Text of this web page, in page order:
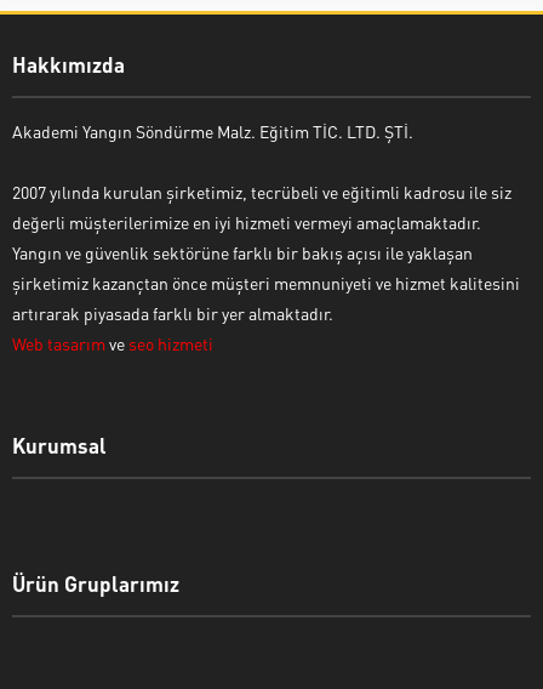
Hakkımızda
Akademi Yangın Söndürme Malz. Eğitim TİC. LTD. ŞTİ.
2007 yılında kurulan şirketimiz, tecrübeli ve eğitimli kadrosu ile siz
değerli müşterilerimize en iyi hizmeti vermeyi amaçlamaktadır.
Yangın ve güvenlik sektörüne farklı bir bakış açısı ile yaklaşan
şirketimiz kazançtan önce müşteri memnuniyeti ve hizmet kalitesini
artırarak piyasada farklı bir yer almaktadır.
Web tasarım ve seo hizmeti
Kurumsal
Ürün Gruplarımız